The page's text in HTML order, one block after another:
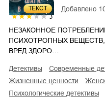
ТЕКСТ
3
Добавлено
НЕЗАКОННОЕ
ПСИХОТРОПНЫХ
ВРЕД ЗДОРО…
детективы
современные
жизненные ценности
психологические детективы